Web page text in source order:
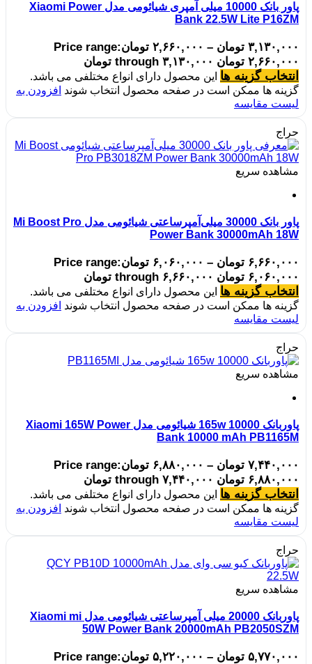
پاور بانک 10000 میلی آمپری شیائومی مدل Xiaomi Power
Bank 22.5W Lite P16ZM
۳,۱۳۰,۰۰۰ تومان – ۲,۶۶۰,۰۰۰ تومانPrice range:
۲,۶۶۰,۰۰۰ تومان through ۳,۱۳۰,۰۰۰ تومان
انتخاب گزینه ها این محصول دارای انواع مختلفی می باشد.
گزینه ها ممکن است در صفحه محصول انتخاب شوند افزودن به
لیست مقایسه
حراج
مشاهده سریع
پاور بانک 30000 میلی‌آمپرساعتی شیائومی مدل Mi Boost Pro
Power Bank 30000mAh 18W
۶,۶۶۰,۰۰۰ تومان – ۶,۰۶۰,۰۰۰ تومانPrice range:
۶,۰۶۰,۰۰۰ تومان through ۶,۶۶۰,۰۰۰ تومان
انتخاب گزینه ها این محصول دارای انواع مختلفی می باشد.
گزینه ها ممکن است در صفحه محصول انتخاب شوند افزودن به
لیست مقایسه
حراج
مشاهده سریع
پاوربانک 10000 165w شیائومی مدل Xiaomi 165W Power
Bank 10000 mAh PB1165M
۷,۴۴۰,۰۰۰ تومان – ۶,۸۸۰,۰۰۰ تومانPrice range:
۶,۸۸۰,۰۰۰ تومان through ۷,۴۴۰,۰۰۰ تومان
انتخاب گزینه ها این محصول دارای انواع مختلفی می باشد.
گزینه ها ممکن است در صفحه محصول انتخاب شوند افزودن به
لیست مقایسه
حراج
مشاهده سریع
پاوربانک 20000 میلی آمپرساعتی شیائومی مدل Xiaomi mi
50W Power Bank 20000mAh PB2050SZM
۵,۷۷۰,۰۰۰ تومان – ۵,۲۲۰,۰۰۰ تومانPrice range: